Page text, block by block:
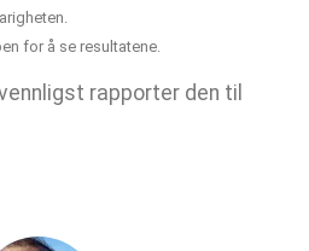
for å se resultatene.
rapporter den til